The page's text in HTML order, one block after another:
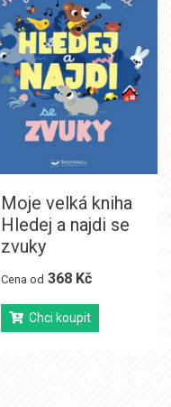
Moje velká kniha
Hledej a najdi se
zvuky
Cena od 368 Kč
Chci koupit